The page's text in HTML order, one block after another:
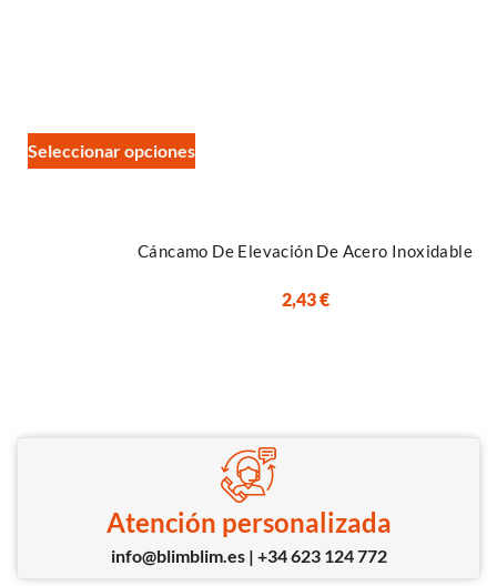
Seleccionar opciones
Cáncamo De Elevación De Acero Inoxidable
2,43€
Atención personalizada
info@blimblim.es | +34 623 124 772